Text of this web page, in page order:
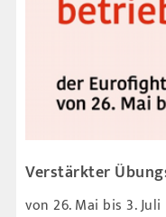
Verstärkter
von 26. Mai bis 3. Juli